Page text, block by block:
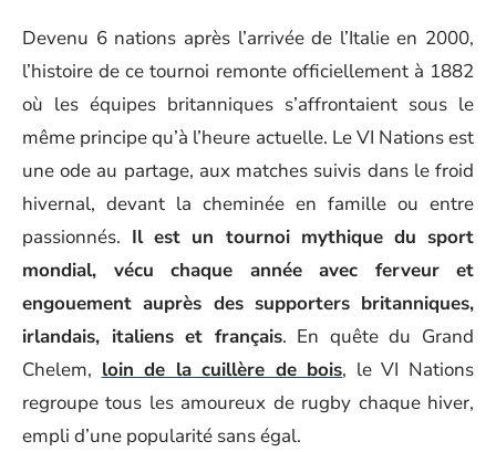
Devenu 6 nations après l’arrivée de l’Italie en 2000,
l’histoire de ce tournoi remonte officiellement à 1882
où les équipes britanniques s’affrontaient sous le
même principe qu’à l’heure actuelle. Le VI Nations est
une ode au partage, aux matches suivis dans le froid
hivernal, devant la cheminée en famille ou entre
passionnés. Il est un tournoi mythique du sport
mondial, vécu chaque année avec ferveur et
engouement auprès des supporters britanniques,
irlandais, italiens et français. En quête du Grand
Chelem, loin de la cuillère de bois, le VI Nations
regroupe tous les amoureux de rugby chaque hiver,
empli d’une popularité sans égal.